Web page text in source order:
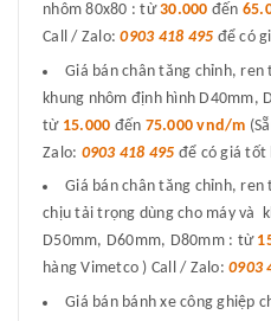
nhôm 80x80 : từ30.000 đến
Call / Zalo:0903 418 495 để có
Giá bán chân tăng chỉnh, ren
khung nhôm định hình D40mm,
từ 15.000 đến 75.000 vnd/m
Zalo: 0903 418 495 để có giá tốt
Giá bán chân tăng chỉnh, ren
chịu tải trọng dùng cho máy và
D50mm, D60mm, D80mm : từ
hàng Vimetco ) Call / Zalo: 0903
Giá bán bánh xe công ghiệp